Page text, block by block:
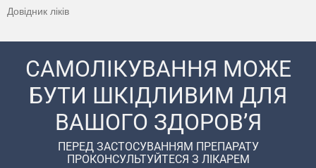
Довідник ліків
САМОЛІКУВАННЯ МОЖЕ
БУТИ ШКІДЛИВИМ ДЛЯ
ВАШОГО ЗДОРОВ’Я
ПЕРЕД ЗАСТОСУВАННЯМ ПРЕПАРАТУ
ПРОКОНСУЛЬТУЙТЕСЯ З ЛІКАРЕМ